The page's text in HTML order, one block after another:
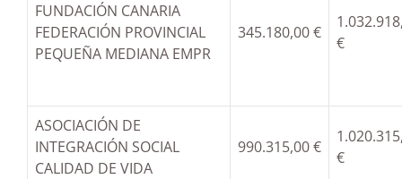
FUNDACIÓN CANARIA
FEDERACIÓN PROVINCIAL
PEQUEÑA MEDIANA EMPR
345.180,00 €
€
ASOCIACIÓN DE
INTEGRACIÓN SOCIAL
CALIDAD DE VIDA
990.315,00 €
€